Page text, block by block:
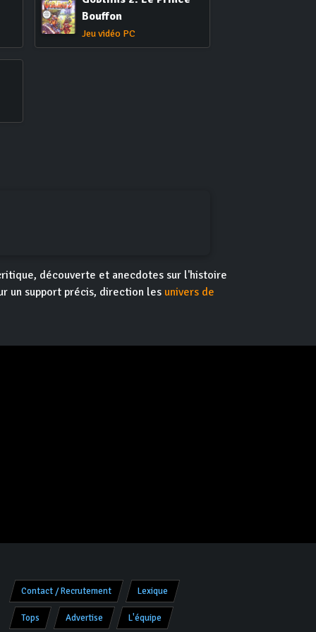
Bouffon
Jeu vidéo PC
découverte et anecdotes sur l'histoire
un support précis, direction les univers de
Contact / Recrutement Lexique
Tops Advertise L'équipe